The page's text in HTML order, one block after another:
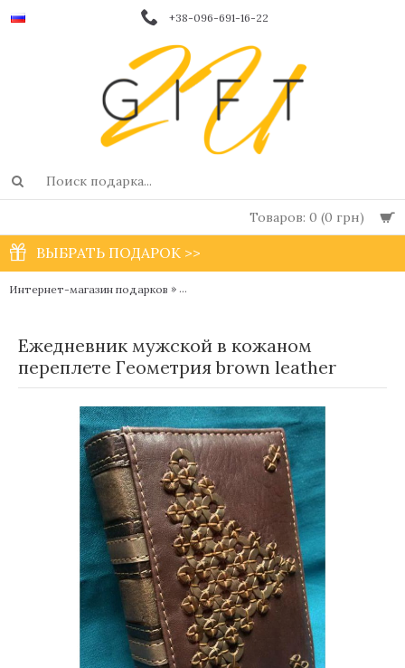
+38-096-691-16-22
Товаров: 0 (0 грн)
ВЫБРАТЬ ПОДАРОК >>
Интернет-магазин подарков » Мужские дизайнерские блокноты и
Ежедневник мужской в кожаном
переплете Геометрия brown leather